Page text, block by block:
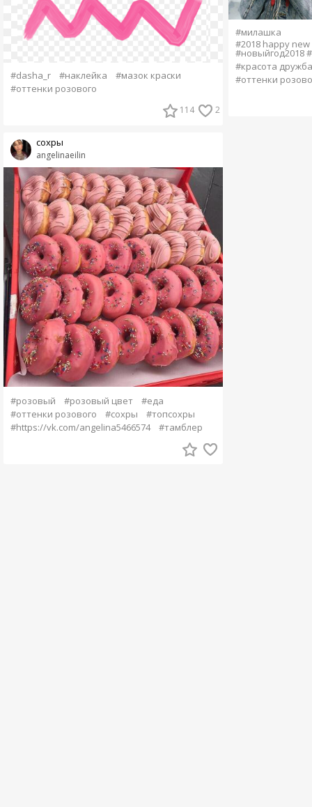
#dasha_r #наклейка
#мазок краски
#оттенки розового
114 2
angelinaeilin
сохры
#розовый #розовый цвет
#еда
#оттенки розового
#сохры
#топсохры
#https://vk.com/angelina5466574
#тамблер
#милашка
#2018 happy
#новыйгод2018
#красота
#оттенки